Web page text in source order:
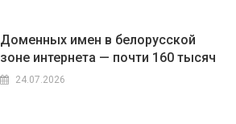
Доменных имен в белорусской
зоне интернета — почти 160 тысяч
24.07.2026